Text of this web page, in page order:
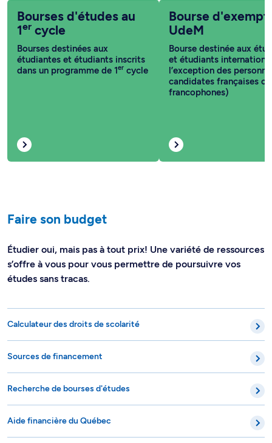
Bourses d'études au
1er cycle
Bourses destinées aux
étudiantes et étudiants inscrits
dans un programme de 1er cycle
Bourse
UdeM
Bourse destinée aux
et étudiants
l’exception des
candidates françaises
francophones)
Faire son budget
Étudier oui, mais pas à tout prix! Une variété de ressources
s’offre à vous pour vous permettre de poursuivre vos
études sans tracas.
Calculateur des droits de scolarité
Sources de financement
Recherche de bourses d'études
Aide financière du Québec